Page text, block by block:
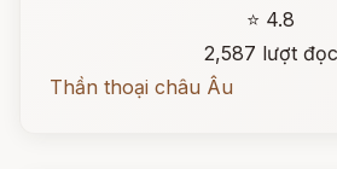
⭐ 4.8
2,587 lượt đọc
Thần thoại châu Âu